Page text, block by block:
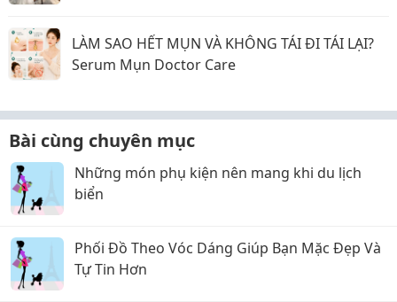
LÀM SAO HẾT MỤN VÀ KHÔNG TÁI ĐI TÁI LẠI?
Serum Mụn Doctor Care
Bài cùng chuyên mục
Những món phụ kiện nên mang khi du lịch
biển
Phối Đồ Theo Vóc Dáng Giúp Bạn Mặc Đẹp Và
Tự Tin Hơn